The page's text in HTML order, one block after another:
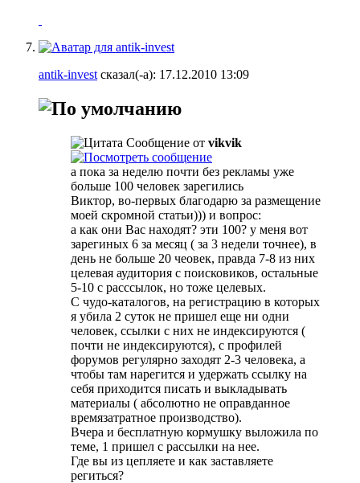
antik-invest сказал(-а): 17.12.2010 13:09
Сообщение от vikvik
а пока за неделю почти без рекламы уже
больше 100 человек зарегились
Виктор, во-первых благодарю за размещение
моей скромной статьи))) и вопрос:
а как они Вас находят? эти 100? у меня вот
зарегиных 6 за месяц ( за 3 недели точнее), в
день не больше 20 чеовек, правда 7-8 из них
целевая аудитория с поисковиков, остальные
5-10 с расссылок, но тоже целевых.
С чудо-каталогов, на регистрацию в которых
я убила 2 суток не пришел еще ни одни
человек, ссылки с них не индексируются (
почти не индексируются), с профилей
форумов регулярно заходят 2-3 человека, а
чтобы там нарегится и удержать ссылку на
себя приходится писать и выкладывать
материалы ( абсолютно не оправданное
времязатратное производство).
Вчера и бесплатную кормушку выложила по
теме, 1 пришел с рассылки на нее.
Где вы из цепляете и как заставляете
региться?